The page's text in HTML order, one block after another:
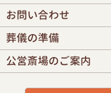
お問い合わせ
葬儀の準備
公営斎場のご案内